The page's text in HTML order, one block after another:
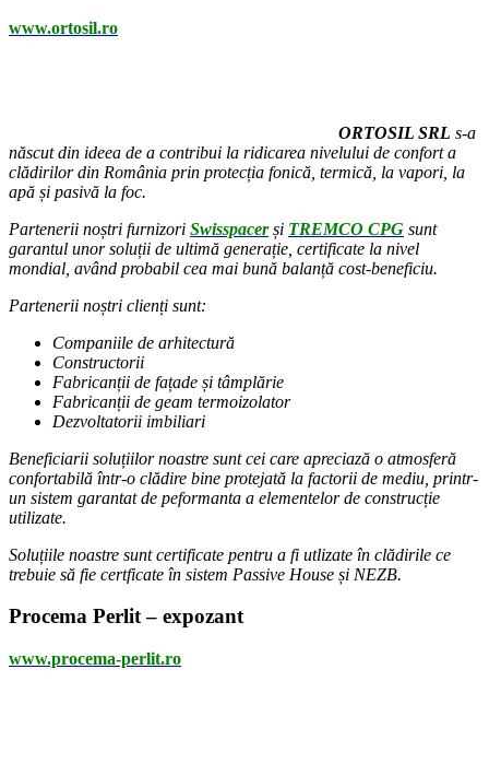
www.ortosil.ro
ORTOSIL SRL s-a
născut din ideea de a contribui la ridicarea nivelului de confort a
clădirilor din România prin protecția fonică, termică, la vapori, la
apă și pasivă la foc.
Partenerii noștri furnizori Swisspacerși TREMCO CPG sunt
garantul unor soluții de ultimă generație, certificate la nivel
mondial, având probabil cea mai bună balanță cost-beneficiu.
Partenerii noștri clienți sunt:
Companiile de arhitectură
Constructorii
Fabricanții de fațade și tâmplărie
Fabricanții de geam termoizolator
Dezvoltatorii imbiliari
Beneficiarii soluțiilor noastre sunt cei care apreciază o atmosferă
confortabilă într-o clădire bine protejată la factorii de mediu, printr-
un sistem garantat de peformanta a elementelor de construcție
utilizate.
Soluțiile noastre sunt certificate pentru a fi utlizate în clădirile ce
trebuie să fie certficate în sistem Passive House și NEZB.
Procema Perlit – expozant
www.procema-perlit.ro